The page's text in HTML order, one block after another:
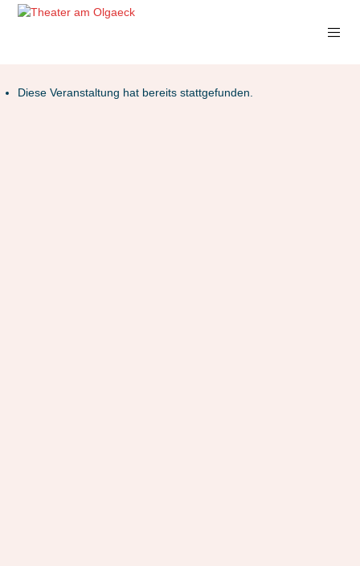
Diese Veranstaltung hat bereits stattgefunden.